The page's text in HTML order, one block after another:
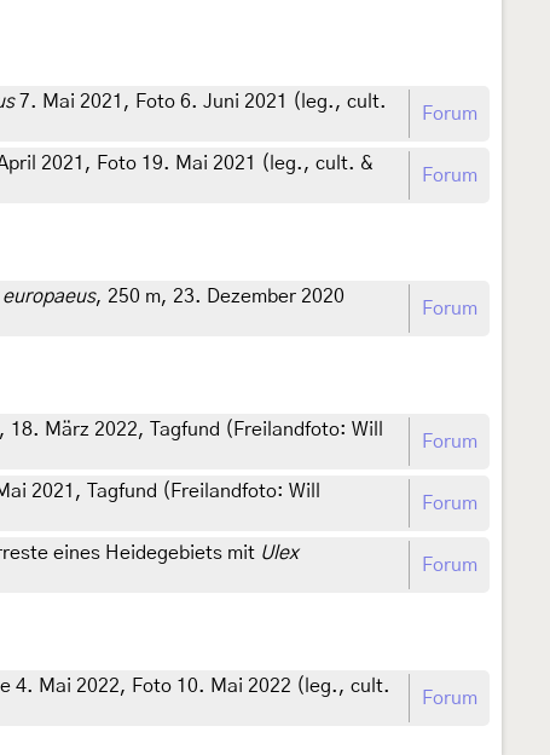
7. Mai 2021, Foto 6. Juni 2021 (leg., cult.
Forum
2021, Foto 19. Mai 2021 (leg., cult. &
Forum
europaeus, 250 m, 23. Dezember 2020
Forum
18. März 2022, Tagfund (Freilandfoto: Will
Forum
2021, Tagfund (Freilandfoto: Will
Forum
eines Heidegebiets mit Ulex
Forum
4. Mai 2022, Foto 10. Mai 2022 (leg., cult.
Forum